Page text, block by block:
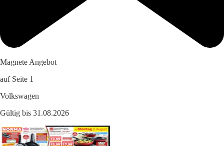
Magnete Angebot
auf Seite 1
Volkswagen
Gültig bis 31.08.2026